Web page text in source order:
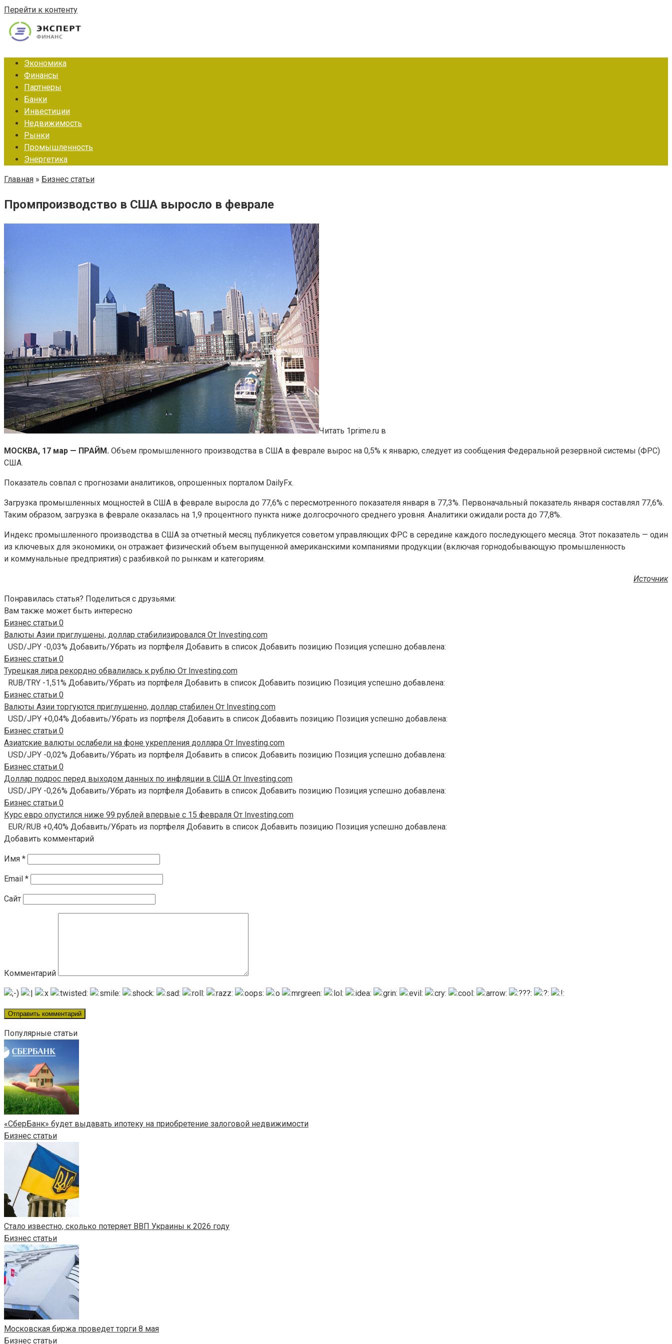
Перейти к контенту
Экономика
Финансы
Партнеры
Банки
Инвестиции
Недвижимость
Рынки
Промышленность
Энергетика
Главная » Бизнес статьи
Промпроизводство в США выросло в феврале
Читать 1prime.ru в
МОСКВА, 17 мар — ПРАЙМ. Объем промышленного производства в США в феврале вырос на 0,5% к январю, следует из сообщения Федеральной резервной системы (ФРС)
США.
Показатель совпал с прогнозами аналитиков, опрошенных порталом DailyFx.
Загрузка промышленных мощностей в США в феврале выросла до 77,6% с пересмотренного показателя января в 77,3%. Первоначальный показатель января составлял 77,6%.
Таким образом, загрузка в феврале оказалась на 1,9 процентного пункта ниже долгосрочного среднего уровня. Аналитики ожидали роста до 77,8%.
Индекс промышленного производства в США за отчетный месяц публикуется советом управляющих ФРС в середине каждого последующего месяца. Этот показатель — один
из ключевых для экономики, он отражает физический объем выпущенной американскими компаниями продукции (включая горнодобывающую промышленность
и коммунальные предприятия) с разбивкой по рынкам и категориям.
Источник
Понравилась статья? Поделиться с друзьями:
Вам также может быть интересно
Бизнес статьи 0
Валюты Азии приглушены, доллар стабилизировался От Investing.com
USD/JPY -0,03% Добавить/Убрать из портфеля Добавить в список Добавить позицию Позиция успешно добавлена:
Бизнес статьи 0
Турецкая лира рекордно обвалилась к рублю От Investing.com
RUB/TRY -1,51% Добавить/Убрать из портфеля Добавить в список Добавить позицию Позиция успешно добавлена:
Бизнес статьи 0
Валюты Азии торгуются приглушенно, доллар стабилен От Investing.com
USD/JPY +0,04% Добавить/Убрать из портфеля Добавить в список Добавить позицию Позиция успешно добавлена:
Бизнес статьи 0
Азиатские валюты ослабели на фоне укрепления доллара От Investing.com
USD/JPY -0,02% Добавить/Убрать из портфеля Добавить в список Добавить позицию Позиция успешно добавлена:
Бизнес статьи 0
Доллар подрос перед выходом данных по инфляции в США От Investing.com
USD/JPY -0,26% Добавить/Убрать из портфеля Добавить в список Добавить позицию Позиция успешно добавлена:
Бизнес статьи 0
Курс евро опустился ниже 99 рублей впервые с 15 февраля От Investing.com
EUR/RUB +0,40% Добавить/Убрать из портфеля Добавить в список Добавить позицию Позиция успешно добавлена:
Добавить комментарий
Имя *
Email *
Сайт
Комментарий
Популярные статьи
«СберБанк» будет выдавать ипотеку на приобретение залоговой недвижимости
Бизнес статьи
Стало известно, сколько потеряет ВВП Украины к 2026 году
Бизнес статьи
Московская биржа проведет торги 8 мая
Бизнес статьи